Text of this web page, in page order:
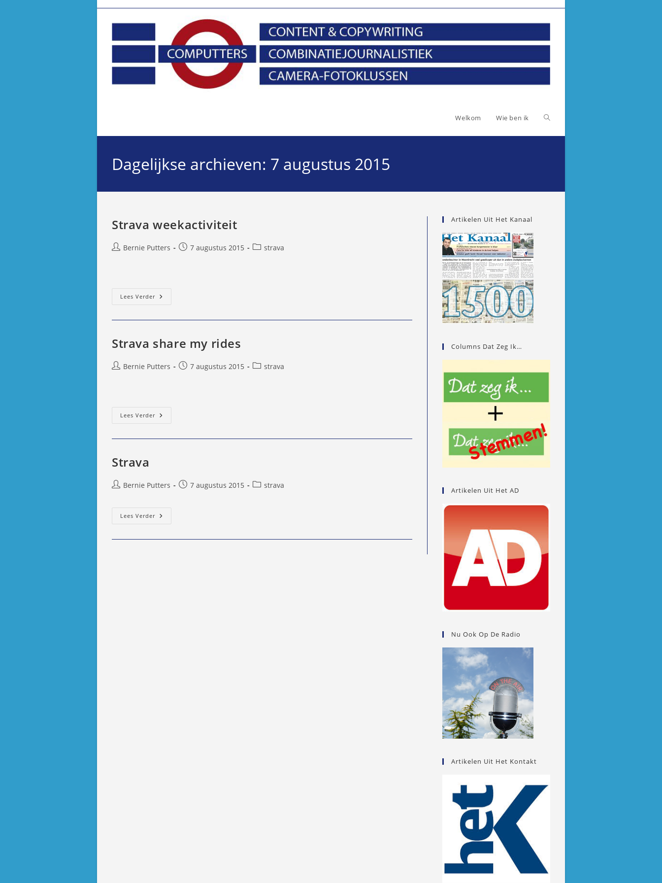
Welkom Wie ben ik Toggle
zoeken
Dagelijkse archieven: 7 augustus 2015
Strava weekactiviteit
BerichtBernie Putters
Bericht7 augustus 2015 Berichtcategorie:
strava
Lees VerderStrava
Strava share my rides
BerichtBernie Putters
Bericht7 augustus 2015 Berichtcategorie:
strava
Lees VerderStrava
Strava
BerichtBernie Putters
Bericht7 augustus 2015 Berichtcategorie:
strava
Lees VerderStrava
Artikelen Uit Het Kanaal
Columns Dat Zeg Ik…
Artikelen Uit Het AD
Nu Ook Op De Radio
Artikelen Uit Het Kontakt